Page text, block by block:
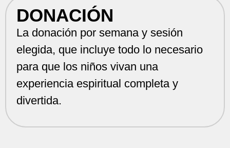
DONACIÓN
La donación por semana y sesión
elegida, que incluye todo lo necesario
para que los niños vivan una
experiencia espiritual completa y
divertida.